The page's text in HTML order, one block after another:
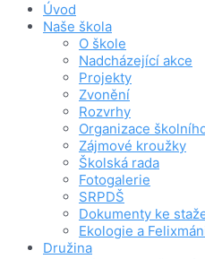
Úvod
Naše škola
O škole
Nadcházející akce
Projekty
Zvonění
Rozvrhy
Organizace
Zájmové kroužky
Školská rada
Fotogalerie
SRPDŠ
Dokumenty ke
Ekologie a
Družina